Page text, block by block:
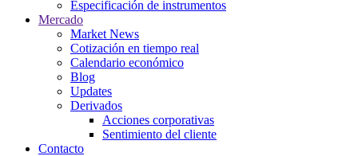
Especificación de instrumentos
Mercado
Market News
Cotización en tiempo real
Calendario económico
Blog
Updates
Derivados
Acciones corporativas
Sentimiento del cliente
Contacto